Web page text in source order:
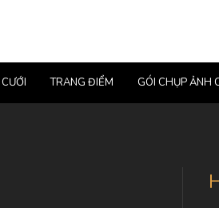
TRANG ĐIỂM GÓI CHỤP ẢNH